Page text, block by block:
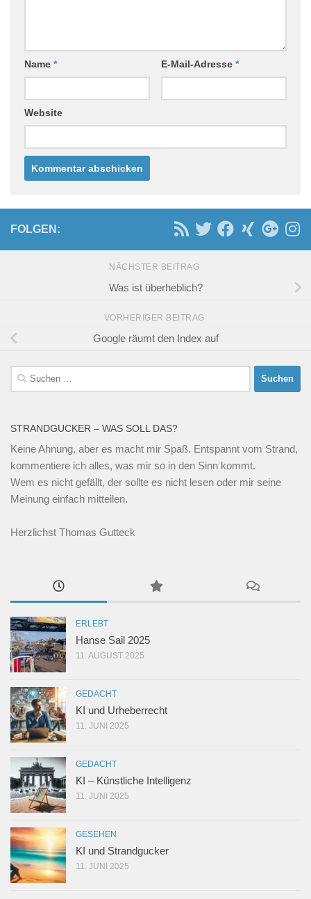
Name * E-Mail-Adresse *
Website
FOLGEN:
NÄCHSTER BEITRAG
Was ist überheblich?
VORHERIGER BEITRAG
Google räumt den Index auf
Suchen
nach:
STRANDGUCKER – WAS SOLL DAS?
Keine Ahnung, aber es macht mir Spaß. Entspannt vom Strand,
kommentiere ich alles, was mir so in den Sinn kommt.
Wem es nicht gefällt, der sollte es nicht lesen oder mir seine
Meinung einfach mitteilen.
Herzlichst Thomas Gutteck
ERLEBT
Hanse Sail 2025
11. AUGUST 2025
GEDACHT
KI und Urheberrecht
11. JUNI 2025
GEDACHT
KI – Künstliche Intelligenz
11. JUNI 2025
GESEHEN
KI und Strandgucker
11. JUNI 2025